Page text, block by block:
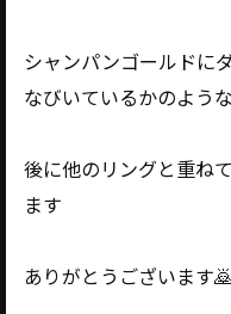
シャンパンゴールドに
なびいているかのよう
後に他のリングと重ね
ます
ありがとうございます🙇